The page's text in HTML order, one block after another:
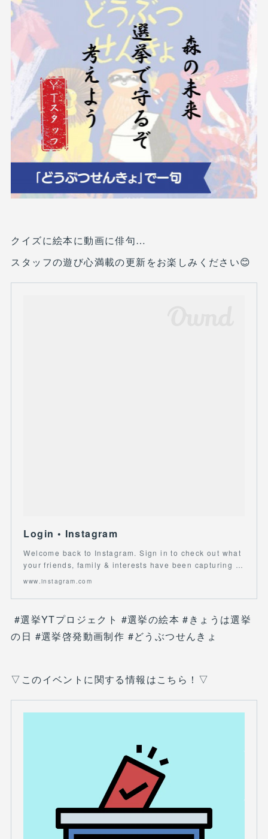
クイズに絵本に動画に俳句…
スタッフの遊び心満載の更新をお楽しみください😊
Login • Instagram
Welcome back to Instagram. Sign in to check out what
your friends, family & interests have been capturing …
www.instagram.com
#選挙YTプロジェクト #選挙の絵本 #きょうは選挙
の日 #選挙啓発動画制作 #どうぶつせんきょ
▽このイベントに関する情報はこちら！▽